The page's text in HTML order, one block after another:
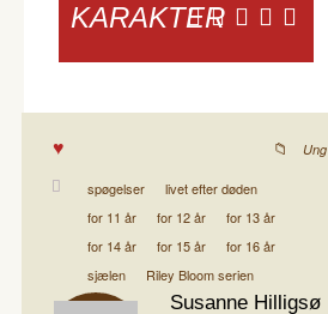
KARAKTER
Ung
spøgelser
livet efter døden
for 11 år
for 12 år
for 13 år
for 14 år
for 15 år
for 16 år
sjælen
Riley Bloom serien
Susanne Hilligsø